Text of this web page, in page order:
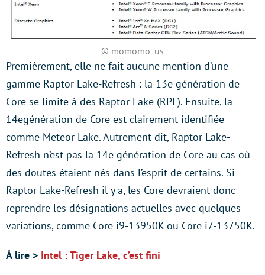
© momomo_us
Premièrement, elle ne fait aucune mention d’une
gamme Raptor Lake-Refresh : la 13e génération de
Core se limite à des Raptor Lake (RPL). Ensuite, la
14egénération de Core est clairement identifiée
comme Meteor Lake. Autrement dit, Raptor Lake-
Refresh n’est pas la 14e génération de Core au cas où
des doutes étaient nés dans l’esprit de certains. Si
Raptor Lake-Refresh il y a, les Core devraient donc
reprendre les désignations actuelles avec quelques
variations, comme Core i9-13950K ou Core i7-13750K.
À lire > Intel : Tiger Lake, c’est fini